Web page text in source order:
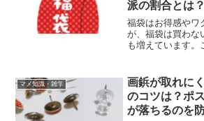
派の割合とは？
福袋はお得感やワ
が、福袋は買わな
も増えています。
賢い消費行動を考
ます。福袋購入を
て、有益な情報が
マメ知識・雑学
画鋲が取れに
のコツは？ポ
が落ちるのを